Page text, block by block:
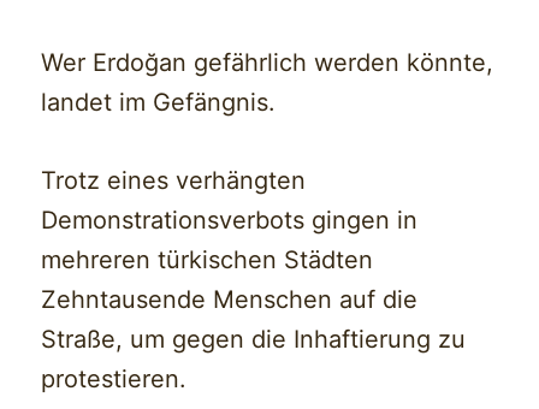
Wer Erdoğan gefährlich werden könnte,
landet im Gefängnis.
Trotz eines verhängten
Demonstrationsverbots gingen in
mehreren türkischen Städten
Zehntausende Menschen auf die
Straße, um gegen die Inhaftierung zu
protestieren.